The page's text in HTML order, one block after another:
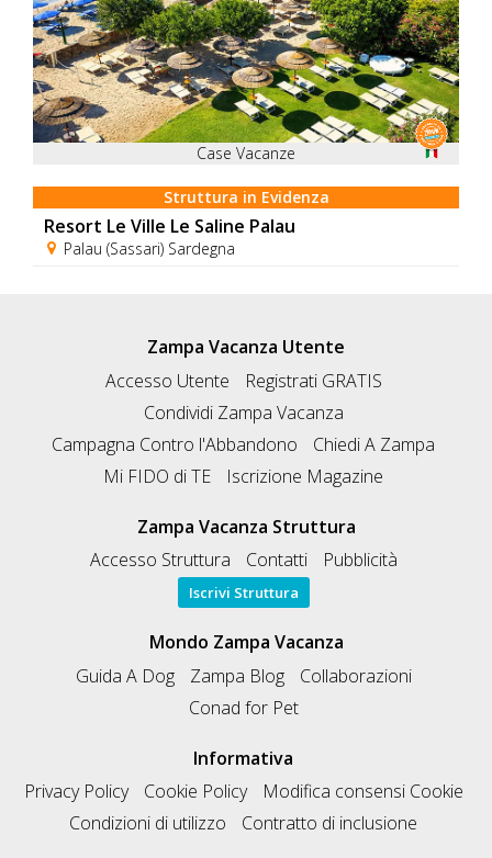
Case Vacanze
Struttura in Evidenza
Resort Le Ville Le Saline Palau
Palau (Sassari) Sardegna
Zampa Vacanza Utente
Accesso Utente
Registrati GRATIS
Condividi Zampa Vacanza
Campagna Contro l'Abbandono
Chiedi A Zampa
Mi FIDO di TE
Iscrizione Magazine
Zampa Vacanza Struttura
Accesso Struttura
Contatti Pubblicità
Iscrivi Struttura
Mondo Zampa Vacanza
Guida A Dog
Zampa Blog
Collaborazioni
Conad for Pet
Informativa
Privacy Policy
Cookie Policy
Modifica consensi Cookie
Condizioni di utilizzo
Contratto di inclusione